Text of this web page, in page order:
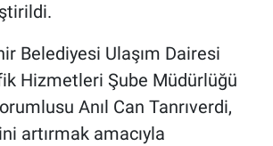
Belediyesi Ulaşım Dairesi
Hizmetleri Şube Müdürlüğü
Anıl Can Tanrıverdi,
artırmak amacıyla